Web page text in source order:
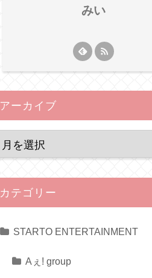
みい
アーカイブ
カテゴリー
STARTO ENTERTAINMENT
Aぇ! group